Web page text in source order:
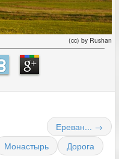
(cc) by Rushan
Ереван... →
Монастырь Дорога